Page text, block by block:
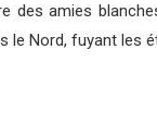
des amies
le Nord, fuyant les